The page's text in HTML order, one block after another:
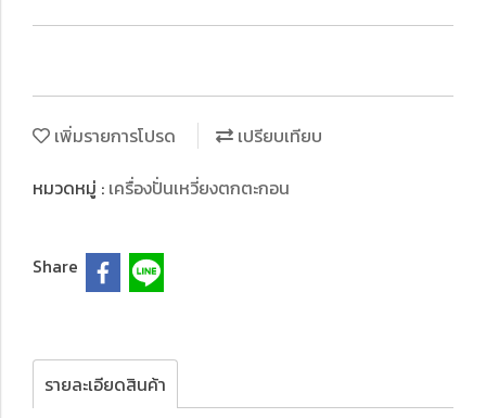
เพิ่มรายการโปรด
เปรียบเทียบ
หมวดหมู่ : เครื่องปั่นเหวี่ยงตกตะกอน
Share
รายละเอียดสินค้า